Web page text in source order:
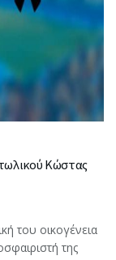
Κώστας
του οικογένεια
της